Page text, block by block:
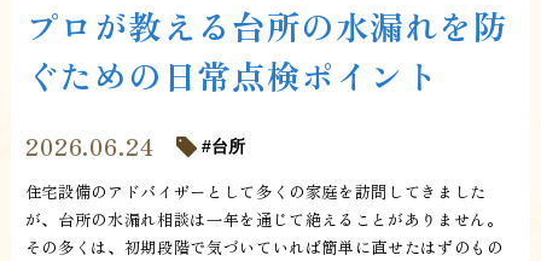
プロが教える台所の水漏れを防
ぐための日常点検ポイント
2026.06.24 台所
住宅設備のアドバイザーとして多くの家庭を訪問してきました
が、台所の水漏れ相談は一年を通じて絶えることがありません。
その多くは、初期段階で気づいていれば簡単に直せたはずのもの